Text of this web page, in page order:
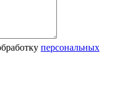
персональных